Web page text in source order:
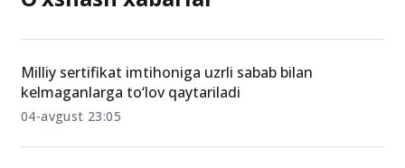
O‘xshash xabarlar
kelmaganlarga to‘lov qaytariladi